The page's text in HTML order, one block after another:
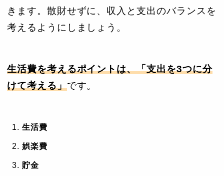
きます。散財せずに、収入と支出のバランスを
考えるようにしましょう。
生活費を考えるポイントは、「支出を3つに分
けて考える」です。
生活費
娯楽費
貯金